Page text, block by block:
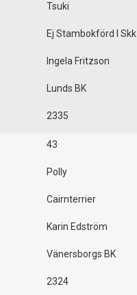
Tsuki
Ej Stambokförd I Skk
Ingela Fritzson
Lunds BK
2335
43
Polly
Cairnterrier
Karin Edström
Vänersborgs BK
2324